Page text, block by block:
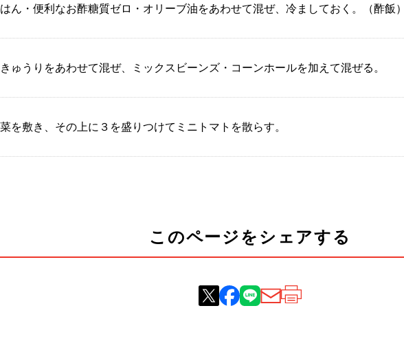
ん・便利なお酢糖質ゼロ・オリーブ油をあわせて混ぜ、冷ましておく。（酢飯）
ゅうりをあわせて混ぜ、ミックスビーンズ・コーンホールを加えて混ぜる。
を敷き、その上に３を盛りつけてミニトマトを散らす。
このページをシェアする